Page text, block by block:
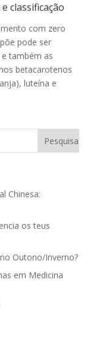
classificação
com zero
pode ser
também as
betacarotenos
luteína e
Chinesa:
os teus
Outono/Inverno?
em Medicina